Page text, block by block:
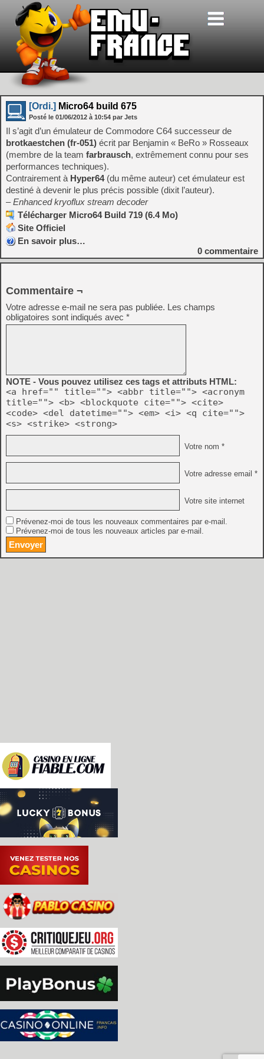
[Ordi.] Micro64 build 675
Posté le 01/06/2012 à 10:54 par Jets
Il s’agit d’un émulateur de Commodore C64 successeur de
brotkaestchen (fr-051) écrit par Benjamin « BeRo » Rosseaux
(membre de la team farbrausch, extrêmement connu pour ses
performances techniques).
Contrairement à Hyper64(du même auteur) cet émulateur est
destiné à devenir le plus précis possible (dixit l’auteur).
– Enhanced kryoflux stream decoder
Télécharger Micro64 Build 719 (6.4 Mo)
Site Officiel
En savoir plus…
0 commentaire
Commentaire ¬
Votre adresse e-mail ne sera pas publiée. Les champs
obligatoires sont indiqués avec *
NOTE - Vous pouvez utilisez ces tags et attributs HTML:
<a href="" title=""> <abbr title=""> <acronym
title=""> <b> <blockquote cite=""> <cite>
<code> <del datetime=""> <em> <i> <q cite="">
<s> <strike> <strong>
Votre nom *
Votre adresse email *
Votre site internet
Prévenez-moi de tous les nouveaux commentaires par e-mail.
Prévenez-moi de tous les nouveaux articles par e-mail.